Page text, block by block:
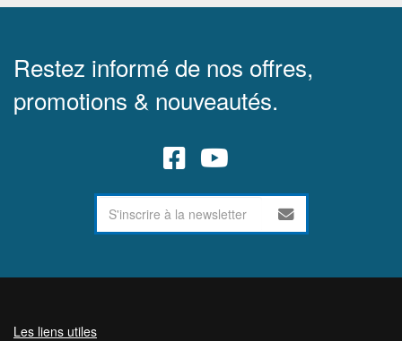
Restez informé de nos offres,
promotions & nouveautés.
Les liens utiles